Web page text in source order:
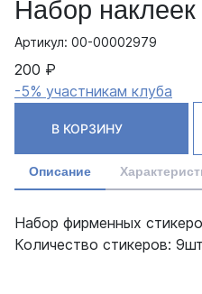
Набор
Артикул: 00-00002979
200 ₽
-5% участникам клуба
В КОРЗИНУ
Описание
Набор фирменных
Количество стикеров: